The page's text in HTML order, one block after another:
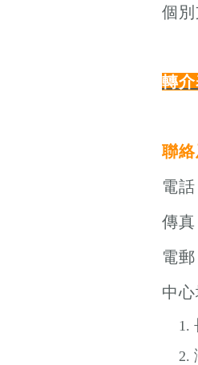
個
轉
聯
電
傳真
電
中心